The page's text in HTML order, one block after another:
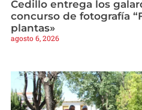
Cedillo entrega los
concurso de fotografía
plantas»
agosto 6, 2026